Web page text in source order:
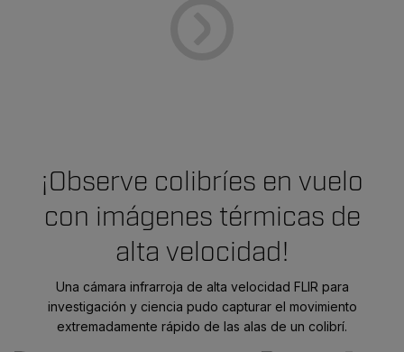
¡Observe colibríes en vuelo
con imágenes térmicas de
alta velocidad!
Una cámara infrarroja de alta velocidad FLIR para
investigación y ciencia pudo capturar el movimiento
extremadamente rápido de las alas de un colibrí.